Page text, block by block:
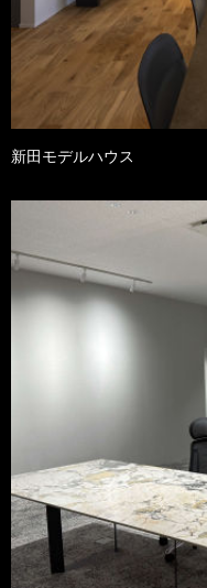
新田モデルハウス